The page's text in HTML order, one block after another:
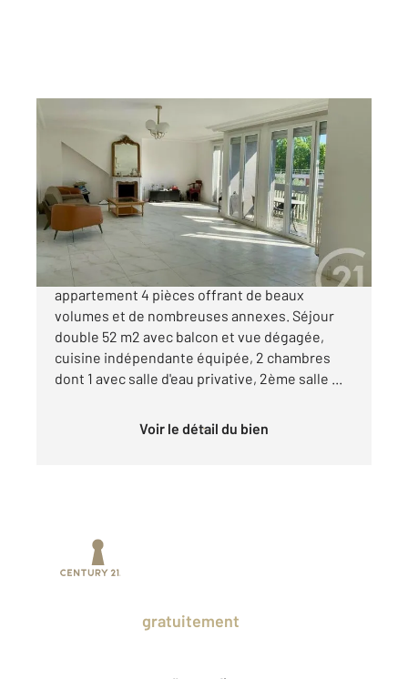
L HAY LES ROSES 94
123,08 m 2, 4 pièces
Ref : 6847
Appartement F6 à vendre
425 000 €
L HAY LES ROSES , centre-ville, grand
appartement 4 pièces offrant de beaux
volumes et de nombreuses annexes. Séjour
double 52 m2 avec balcon et vue dégagée,
cuisine indépendante équipée, 2 chambres
dont 1 avec salle d'eau privative, 2ème salle ...
Voir le détail du bien
gratuitement